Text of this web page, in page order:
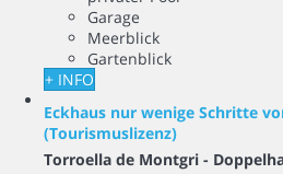
Garage
Meerblick
Gartenblick
+ INFO
Eckhaus nur wenige Schritte
(Tourismuslizenz)
Torroella de Montgri -